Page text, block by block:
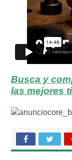
Busca y
las mejores